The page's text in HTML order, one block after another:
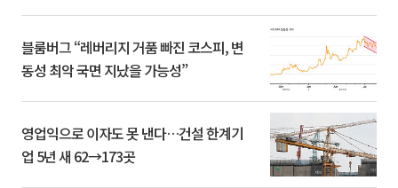
블룸버그 “레버리지 거품 빠진 코스피, 변
동성 최악 국면 지났을 가능성”
영업익으로 이자도 못 낸다…건설 한계기
업 5년 새 62→173곳